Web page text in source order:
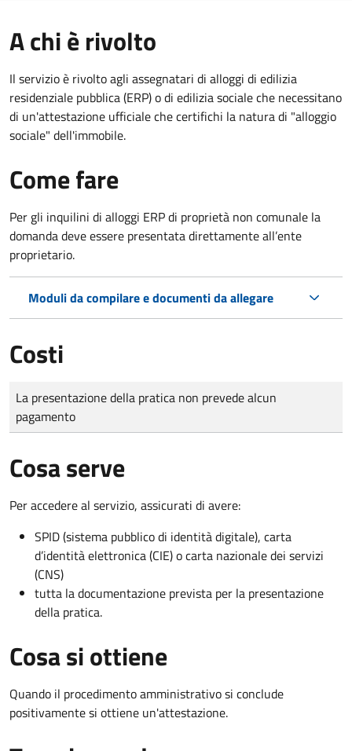
A chi è rivolto
Il servizio è rivolto agli assegnatari di alloggi di edilizia
residenziale pubblica (ERP) o di edilizia sociale che necessitano
di un'attestazione ufficiale che certifichi la natura di "alloggio
sociale" dell'immobile.
Come fare
Per gli inquilini di alloggi ERP di proprietà non comunale la
domanda deve essere presentata direttamente all’ente
proprietario.
Moduli da compilare e documenti da allegare
Costi
Tipo di pagamento
Importo
La presentazione della pratica non prevede alcun
pagamento
Cosa serve
Per accedere al servizio, assicurati di avere:
SPID (sistema pubblico di identità digitale), carta
d’identità elettronica (CIE) o carta nazionale dei servizi
(CNS)
tutta la documentazione prevista per la presentazione
della pratica.
Cosa si ottiene
Quando il procedimento amministrativo si conclude
positivamente si ottiene un'attestazione.